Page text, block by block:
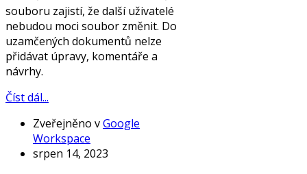
souboru zajistí, že další uživatelé
nebudou moci soubor změnit. Do
uzamčených dokumentů nelze
přidávat úpravy, komentáře a
návrhy.
Číst dál...
Zveřejněno vGoogle
Workspace
srpen 14, 2023